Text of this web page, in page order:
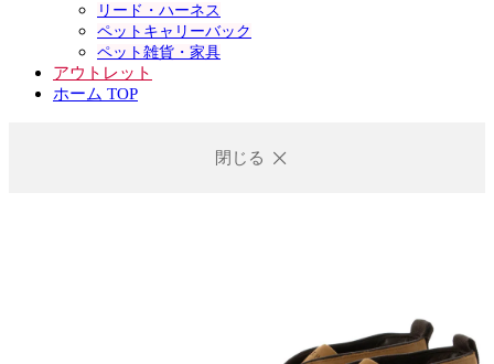
リード・ハーネス
ペットキャリーバック
ペット雑貨・家具
アウトレット
ホーム TOP
閉じる